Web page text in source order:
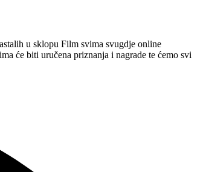
u sklopu Film svima svugdje online
će biti uručena priznanja i nagrade te ćemo svi